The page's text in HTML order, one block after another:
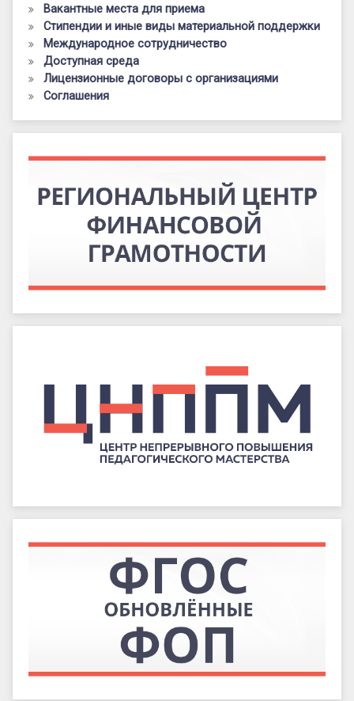
Вакантные места для приема
Стипендии и иные виды материальной поддержки
Международное сотрудничество
Доступная среда
Лицензионные договоры с организациями
Соглашения